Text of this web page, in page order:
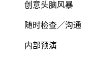
创意头脑风暴
随时检查／沟通
内部预演